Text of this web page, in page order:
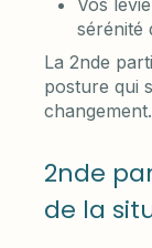
sérénité
La 2nde
posture qui
changement.
2nde
de la